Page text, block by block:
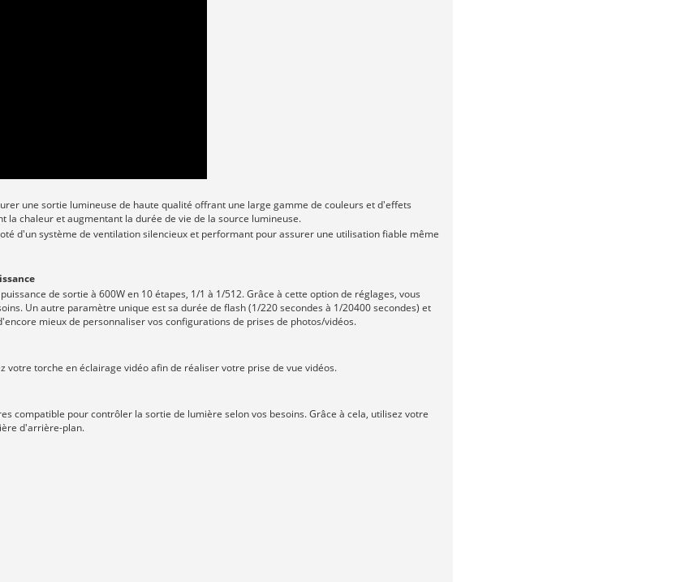
une sortie lumineuse de haute qualité offrant une large gamme de couleurs et d'effets
chaleur et augmentant la durée de vie de la source lumineuse.
d'un système de ventilation silencieux et performant pour assurer une utilisation fiable même
de sortie à 600W en 10 étapes, 1/1 à 1/512. Grâce à cette option de réglages, vous
Un autre paramètre unique est sa durée de flash (1/220 secondes à 1/20400 secondes) et
mieux de personnaliser vos configurations de prises de photos/vidéos.
torche en éclairage vidéo afin de réaliser votre prise de vue vidéos.
compatible pour contrôler la sortie de lumière selon vos besoins. Grâce à cela, utilisez votre
d'arrière-plan.